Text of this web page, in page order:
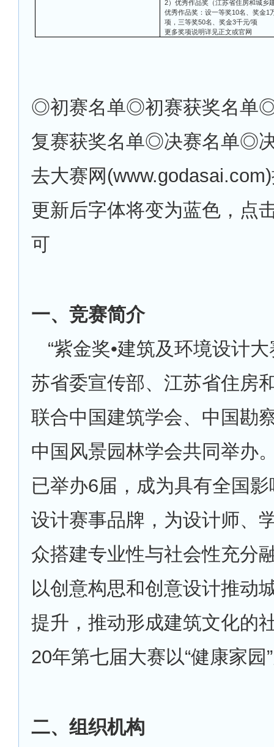
2）优秀作品奖（江苏省住房和城乡
优秀作品奖：设一等奖10名、奖金1
项，三等奖50名、奖金3千元∕项
更多奖项说明详见正文或官网
◎初赛名单◎初赛获奖名单
复赛获奖名单◎决赛名单◎
去大赛网
更新后字体将变为蓝色，点
可
一、竞赛简介
“紫金奖•建筑及环境设计
苏省委宣传部、江苏省住房
联合中国建筑学会、中国勘
中国风景园林学会共同举办
已举办6届，成为具有全国
设计赛事品牌，为设计师、
众搭建专业性与社会性充分
以创意构思和创意设计推动
提升，推动形成建筑文化的
20年第七届大赛以“健康家园
二、组织机构